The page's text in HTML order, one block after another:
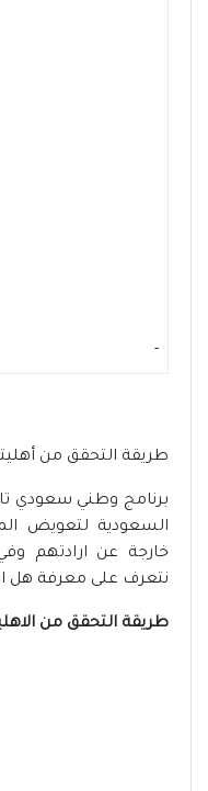
-
طريقة التحقق من
برنامج وطني سعودي
السعودية لتعويض
خارجة عن ارادتهم
نتعرف على معرفة هل
طريقة التحقق من